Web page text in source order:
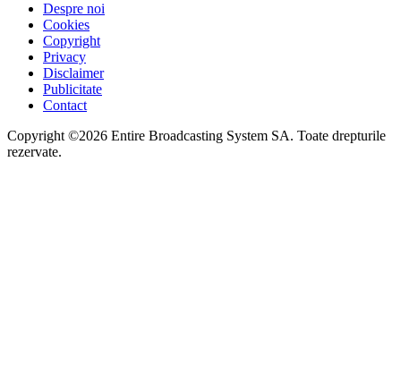
Despre noi
Cookies
Copyright
Privacy
Disclaimer
Publicitate
Contact
Copyright ©2026 Entire Broadcasting System SA. Toate drepturile
rezervate.